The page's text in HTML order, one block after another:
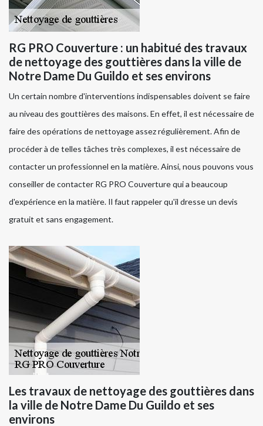
RG PRO Couverture : un habitué des travaux
de nettoyage des gouttières dans la ville de
Notre Dame Du Guildo et ses environs
Un certain nombre d'interventions indispensables doivent se faire
au niveau des gouttières des maisons. En effet, il est nécessaire de
faire des opérations de nettoyage assez régulièrement. Afin de
procéder à de telles tâches très complexes, il est nécessaire de
contacter un professionnel en la matière. Ainsi, nous pouvons vous
conseiller de contacter RG PRO Couverture qui a beaucoup
d'expérience en la matière. Il faut rappeler qu'il dresse un devis
gratuit et sans engagement.
Les travaux de nettoyage des gouttières dans
la ville de Notre Dame Du Guildo et ses
environs